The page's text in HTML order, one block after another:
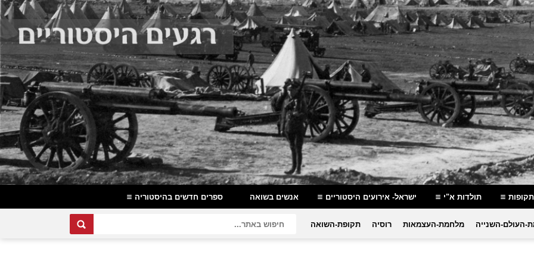
תקופות תולדות א"י ישראל- אירועים היסטוריים אנשים בשואה ספרים חדשים בהיסטוריה
העולם-השנייה מלחמת-העצמאות רוסיה תקופת-השואה